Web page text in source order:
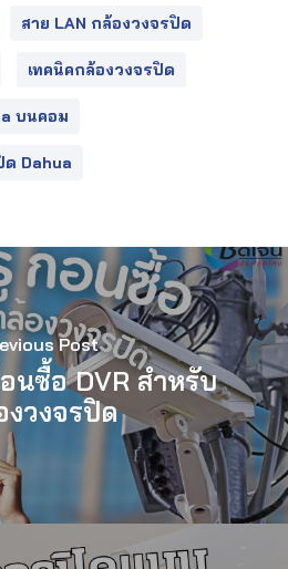
สาย LAN กล้องวงจรปิด
เทคนิคกล้องวงจรปิด
บนคอม
Dahua
Post
นซื้อ DVR สำหรับ
งวงจรปิด